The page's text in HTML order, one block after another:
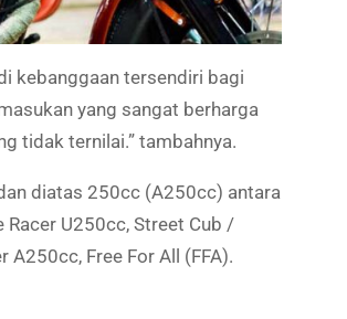
kebanggaan tersendiri bagi
yang sangat berharga
tidak ternilai.” tambahnya.
diatas 250cc (A250cc) antara
Racer U250cc, Street Cub /
Free For All (FFA).